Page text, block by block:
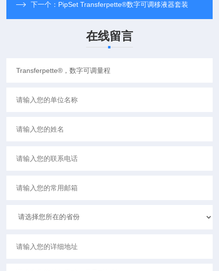
下一个： PipSet Transferpette®数字可调移液器套装
在线留言